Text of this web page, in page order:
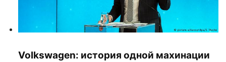
Volkswagen: история одной махинации